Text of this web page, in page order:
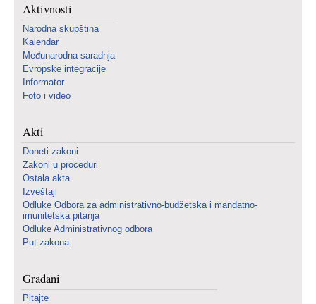
Aktivnosti
Narodna skupština
Kalendar
Međunarodna saradnja
Evropske integracije
Informator
Foto i video
Akti
Doneti zakoni
Zakoni u proceduri
Ostala akta
Izveštaji
Odluke Odbora za administrativno-budžetska i mandatno-
imunitetska pitanja
Odluke Administrativnog odbora
Put zakona
Građani
Pitajte